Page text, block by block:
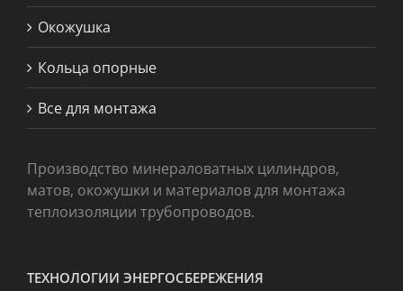
Окожушка
Кольца опорные
Все для монтажа
Производство минераловатных цилиндров,
матов, окожушки и материалов для монтажа
теплоизоляции трубопроводов.
ТЕХНОЛОГИИ ЭНЕРГОСБЕРЕЖЕНИЯ